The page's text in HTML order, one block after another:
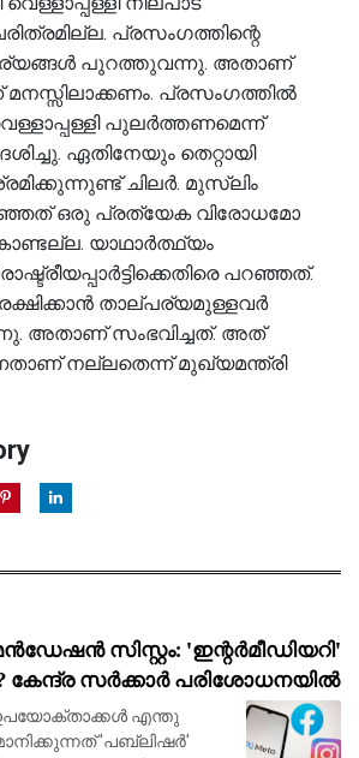
പ്രസംഗത്തിന്റെ
പുറത്തുവന്നു. അതാണ്
മനസ്സിലാക്കണം. പ്രസംഗത്തിൽ
പുലർത്തണമെന്ന്
ഏതിനേയും തെറ്റായി
ചിലർ. മുസ്ലിം
ഒരു പ്രത്യേക വിരോധമോ
യാഥാർത്ഥ്യം
പറഞ്ഞത്.
താല്പര്യമുള്ളവർ
അതാണ് സംഭവിച്ചത്. അത്
നല്ലതെന്ന് മുഖ്യമന്ത്രി
സിസ്റ്റം: 'ഇന്റർമീഡിയറി'
കേന്ദ്ര സർക്കാർ പരിശോധനയിൽ
എന്തു
'പബ്ലിഷർ'